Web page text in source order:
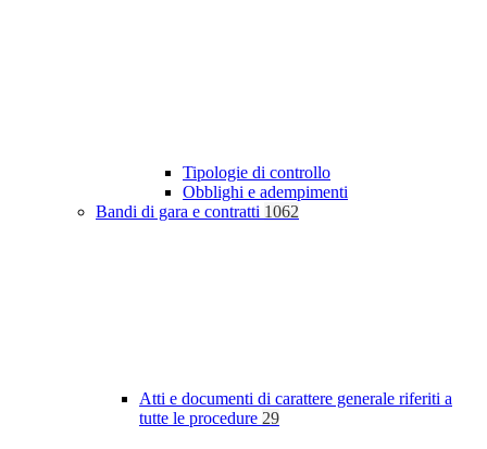
Tipologie di controllo
Obblighi e adempimenti
Bandi di gara e contratti 1062
Atti e documenti di carattere generale riferiti a
tutte le procedure 29